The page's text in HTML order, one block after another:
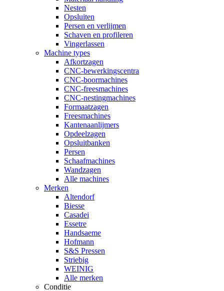
Nesten
Opsluiten
Persen en verlijmen
Schaven en profileren
Vingerlassen
Machine types
Afkortzagen
CNC-bewerkingscentra
CNC-boormachines
CNC-freesmachines
CNC-nestingmachines
Formaatzagen
Freesmachines
Kantenaanlijmers
Opdeelzagen
Opsluitbanken
Persen
Schaafmachines
Wandzagen
Alle machines
Merken
Altendorf
Biesse
Casadei
Essetre
Handsaeme
Hofmann
S&S Pressen
Striebig
WEINIG
Alle merken
Conditie